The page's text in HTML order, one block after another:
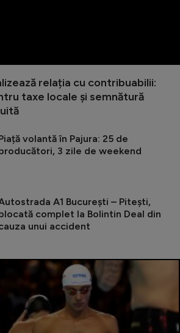
relația cu contribuabilii:
taxe locale și semnătură
volantă în Pajura: 25 de
3 zile de weekend
A1 București – Pitești,
complet la Bolintin Deal din
unui accident